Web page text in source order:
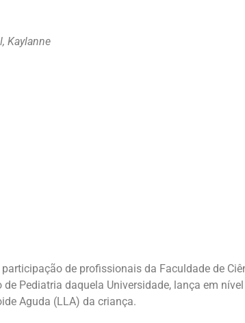
Kaylanne
de profissionais da Faculdade de
Pediatria daquela Universidade, lança em
Aguda (LLA) da criança.